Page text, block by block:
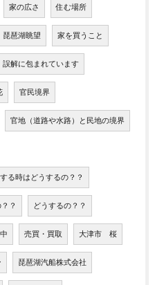
家の広さ 住む場所
琵琶湖眺望 家を買うこと
誤解に包まれています
官民境界
官地（道路や水路）と民地の境界
る時はどうするの？？
？ どうするの？？
売買・買取 大津市 桜
琵琶湖汽船株式会社